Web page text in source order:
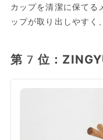
カップを清潔に保てる
ップが取り出しやすく
第7位：